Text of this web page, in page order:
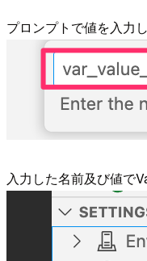
プロンプトで値を入力
入力した名前及び値で